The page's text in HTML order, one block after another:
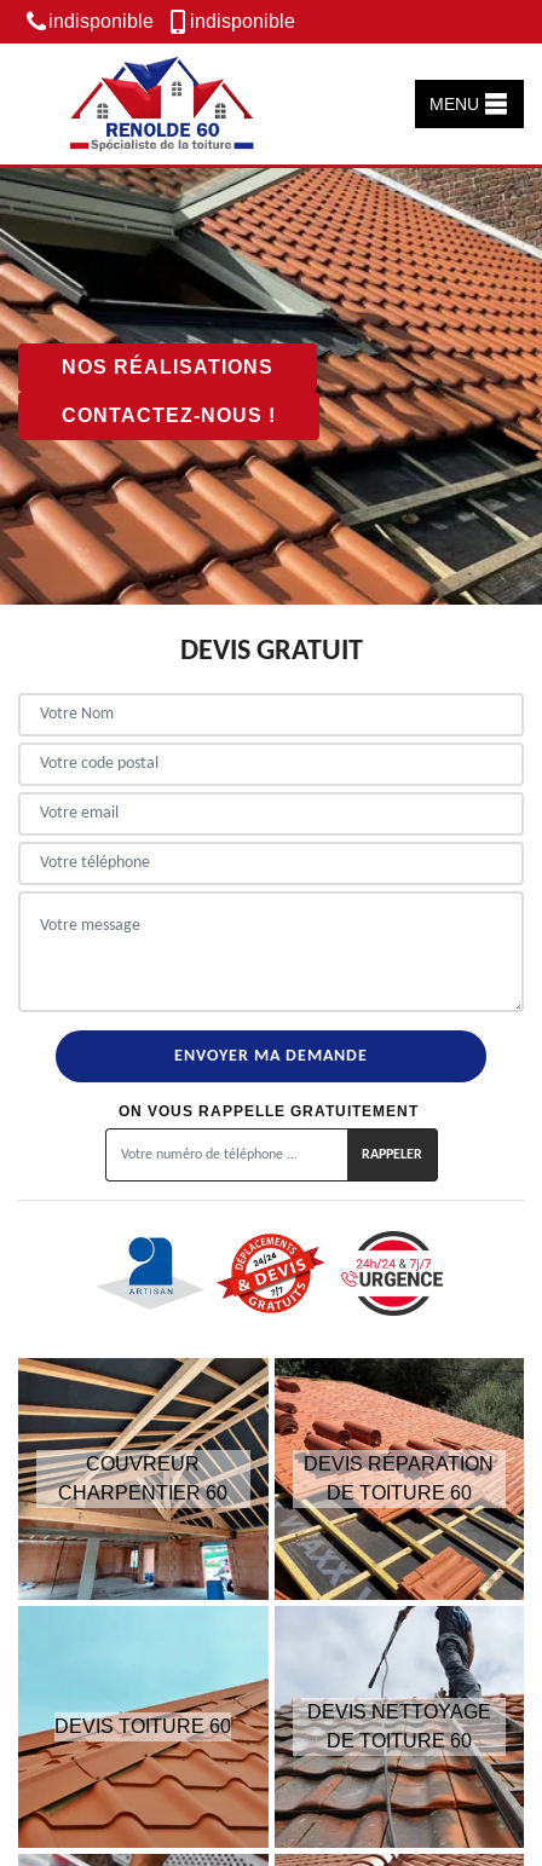
indisponible indisponible
MENU
NOS RÉALISATIONS
CONTACTEZ-NOUS !
DEVIS GRATUIT
ON VOUS RAPPELLE GRATUITEMENT
COUVREUR
CHARPENTIER 60
DEVIS RÉPARATION
DE TOITURE 60
DEVIS TOITURE 60
DEVIS NETTOYAGE
DE TOITURE 60